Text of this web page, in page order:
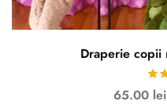
Draperie copii
65.00 lei